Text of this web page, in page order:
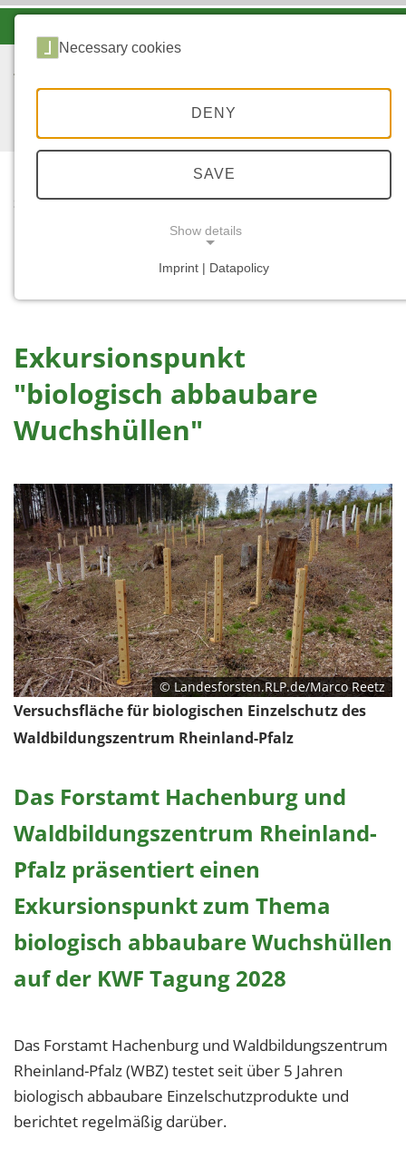
START
...
Exkursionspunkt
"biologisch abbaubare
Wuchshüllen"
© Landesforsten.RLP.de/Marco Reetz
Versuchsfläche für biologischen Einzelschutz des
Waldbildungszentrum Rheinland-Pfalz
Das Forstamt Hachenburg und
Waldbildungszentrum Rheinland-
Pfalz präsentiert einen
Exkursionspunkt zum Thema
biologisch abbaubare Wuchshüllen
auf der KWF Tagung 2028
Das Forstamt Hachenburg und Waldbildungszentrum
Rheinland-Pfalz (WBZ) testet seit über 5 Jahren
biologisch abbaubare Einzelschutzprodukte und
berichtet regelmäßig darüber.
Necessary cookies
DENY
SAVE
Show details
Imprint | Datapolicy